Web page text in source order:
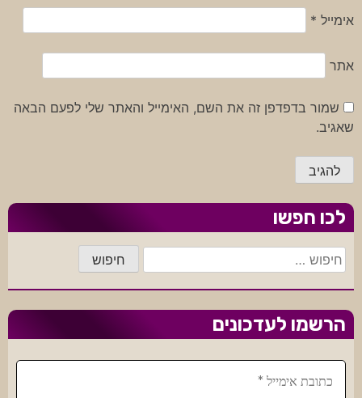
אימייל *
אתר
שמור בדפדפן זה את השם, האימייל והאתר שלי לפעם הבאה
שאגיב.
לכו חפשו
חיפוש:
הרשמו לעדכונים